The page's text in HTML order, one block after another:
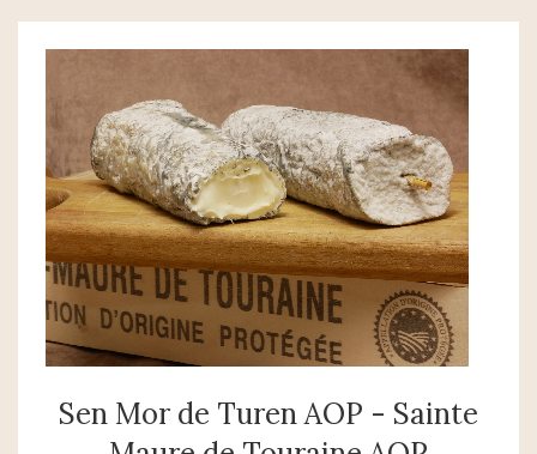
Sen Mor de Turen AOP - Sainte